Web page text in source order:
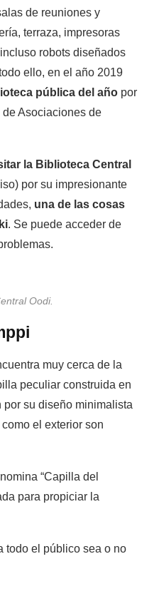
de reuniones y
terraza, impresoras
robots diseñados
ello, en el año 2019
pública del año por
Asociaciones de
la Biblioteca Central
por su impresionante
una de las cosas
. Se puede acceder de
Oodi.
muy cerca de la
peculiar construida en
su diseño minimalista
el exterior son
“Capilla del
para propiciar la
todo el público sea o no